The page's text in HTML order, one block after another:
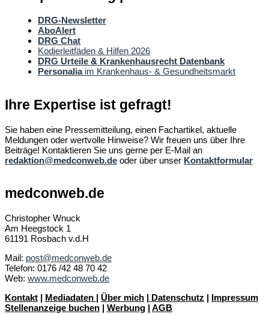
DRG-Newsletter
AboAlert
DRG Chat
Kodierleitfäden & Hilfen 2026
DRG Urteile & Krankenhausrecht Datenbank
Personaliaim Krankenhaus- & Gesundheitsmarkt
Ihre Expertise ist gefragt!
Sie haben eine Pressemitteilung, einen Fachartikel, aktuelle
Meldungen oder wertvolle Hinweise? Wir freuen uns über Ihre
Beiträge! Kontaktieren Sie uns gerne per E-Mail an
redaktion@medconweb.de oder über unser Kontaktformular
medconweb.de
Christopher Wnuck
Am Heegstock 1
61191 Rosbach v.d.H
Mail: post@medconweb.de
Telefon: 0176 /42 48 70 42
Web: www.medconweb.de
Kontakt | Mediadaten | Über mich | Datenschutz | Impressum
Stellenanzeige buchen | Werbung | AGB